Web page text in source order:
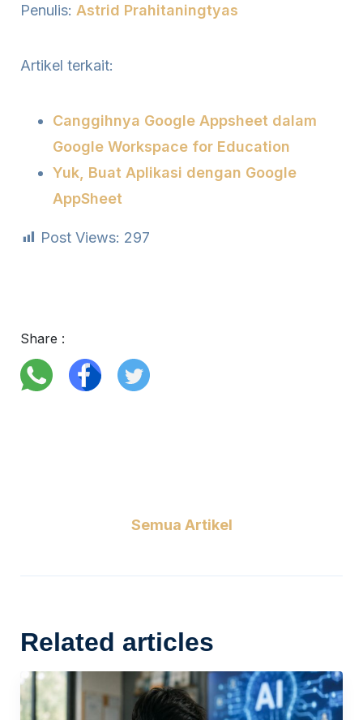
Penulis: Astrid Prahitaningtyas
Artikel terkait:
Canggihnya Google Appsheet dalam
Google Workspace for Education
Yuk, Buat Aplikasi dengan Google
AppSheet
Post Views: 297
Share :
Semua Artikel
Related articles